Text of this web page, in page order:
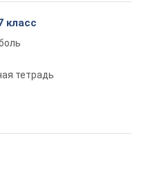
класс
тетрадь